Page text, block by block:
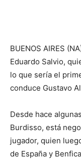
BUENOS AIRES
Eduardo Salvio,
lo que sería el
conduce Gustavo
Desde hace
Burdisso, está
jugador, quien
de España y